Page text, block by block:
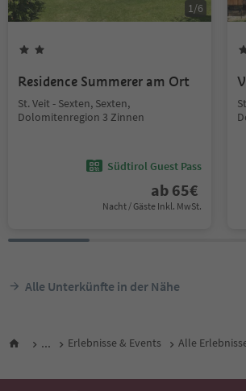
1/6
Residence Summerer am Ort
St. Veit - Sexten, Sexten,
Dolomitenregion 3 Zinnen
Südtirol Guest Pass
ab 65€
Nacht / Gäste Inkl. MwSt.
Alle Unterkünfte in der Nähe
... Erlebnisse & Events Alle